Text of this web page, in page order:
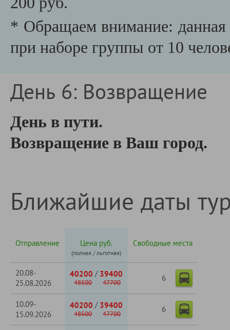
* Обращаем внимание: данная
при наборе группы от 10
День 6: Возвращение
День в пути.
Возвращение в Ваш город.
Ближайшие даты
Отправление Цена руб.
(полная / льготная)
Свободные места
20.08-
25.08.2026
40200 / 39400
48500 47700
6
10.09-
15.09.2026
40200 / 39400
48500 47700
6